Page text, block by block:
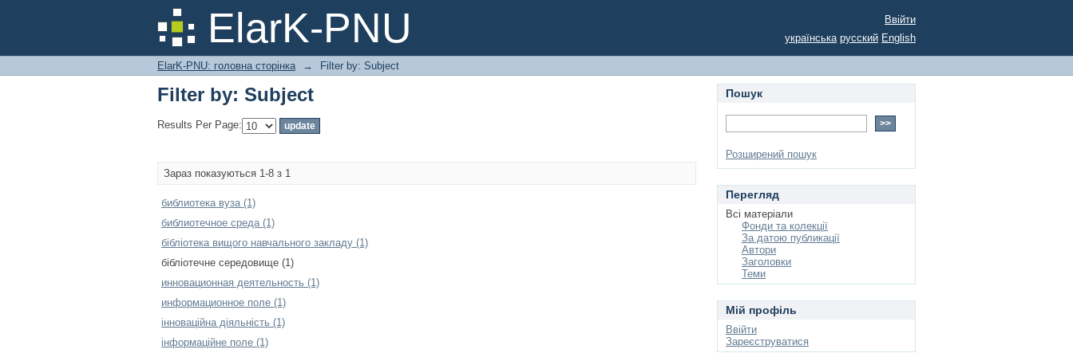
ElarK-PNU
Filter by: Subject
Ввійти
українська русский English
ElarK-PNU: головна сторінка → Filter by: Subject
Filter by: Subject
Results Per Page:
Зараз показуються 1-8 з 1
библиотека вуза (1)
библиотечное среда (1)
бібліотека вищого навчального закладу (1)
бібліотечне середовище (1)
инновационная деятельность (1)
информационное поле (1)
інноваційна діяльність (1)
інформаційне поле (1)
Пошук
Розширений пошук
Перегляд
Всі матеріали
Фонди та колекції
За датою публикації
Автори
Заголовки
Теми
Мій профіль
Ввійти
Зареєструватися